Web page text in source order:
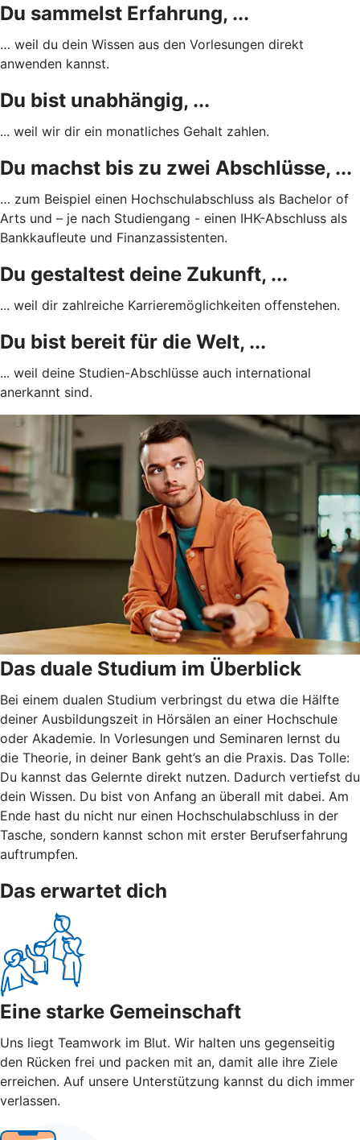
Du sammelst Erfahrung, ...
… weil du dein Wissen aus den Vorlesungen direkt
anwenden kannst.
Du bist unabhängig, ...
... weil wir dir ein monatliches Gehalt zahlen.
Du machst bis zu zwei Abschlüsse, ...
… zum Beispiel einen Hochschulabschluss als Bachelor of
Arts und – je nach Studiengang - einen IHK-Abschluss als
Bankkaufleute und Finanzassistenten.
Du gestaltest deine Zukunft, ...
... weil dir zahlreiche Karrieremöglichkeiten offenstehen.
Du bist bereit für die Welt, ...
... weil deine Studien-Abschlüsse auch international
anerkannt sind.
Das duale Studium im Überblick
Bei einem dualen Studium verbringst du etwa die Hälfte
deiner Ausbildungszeit in Hörsälen an einer Hochschule
oder Akademie. In Vorlesungen und Seminaren lernst du
die Theorie, in deiner Bank geht’s an die Praxis. Das Tolle:
Du kannst das Gelernte direkt nutzen. Dadurch vertiefst du
dein Wissen. Du bist von Anfang an überall mit dabei. Am
Ende hast du nicht nur einen Hochschulabschluss in der
Tasche, sondern kannst schon mit erster Berufserfahrung
auftrumpfen.
Das erwartet dich
Eine starke Gemeinschaft
Uns liegt Teamwork im Blut. Wir halten uns gegenseitig
den Rücken frei und packen mit an, damit alle ihre Ziele
erreichen. Auf unsere Unterstützung kannst du dich immer
verlassen.